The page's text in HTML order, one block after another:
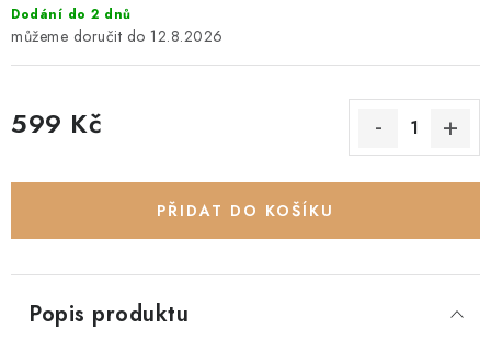
Dodání do 2 dnů
12.8.2026
599 Kč
PŘIDAT DO KOŠÍKU
Popis produktu